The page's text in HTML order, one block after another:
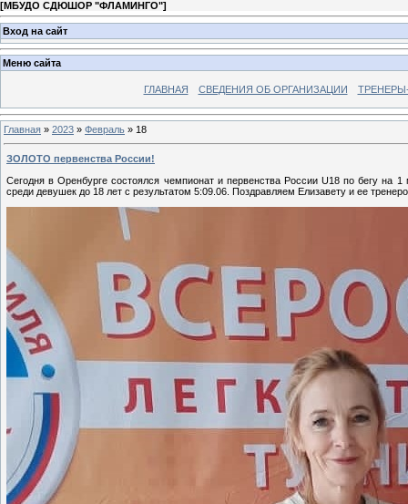
[МБУДО СДЮШОР "ФЛАМИНГО"]
Вход на сайт
Меню сайта
ГЛАВНАЯ СВЕДЕНИЯ ОБ ОРГАНИЗАЦИИ
Главная » 2023 » Февраль » 18
ЗОЛОТО первенства России!
Сегодня в Оренбурге состоялся чемпионат и первенства России U18 по бегу
среди девушек до 18 лет с результатом 5:09.06. Поздравляем Елизавету и ее